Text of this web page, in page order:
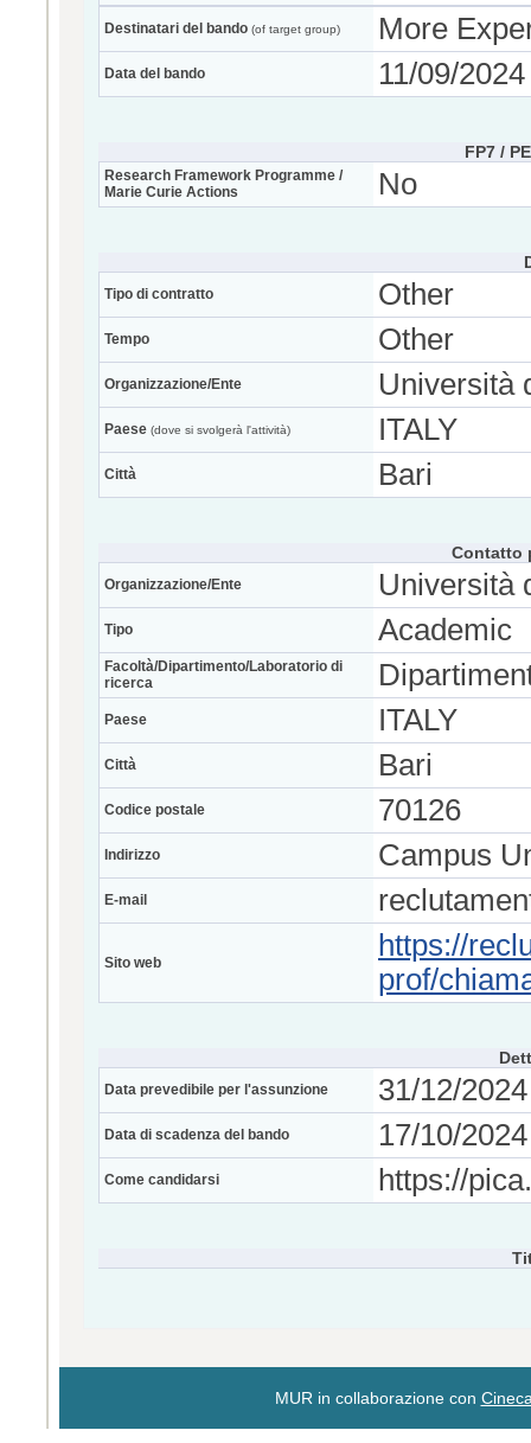
Destinatari del bando (of target group) More
Data del bando 11/09/2024
FP7 /
Research Framework Programme /
Marie Curie Actions
No
Tipo di contratto Other
Tempo Other
Organizzazione/Ente Università
Paese (dove si svolgerà l'attività) ITALY
Città Bari
Contatto
Organizzazione/Ente Università
Tipo Academic
Facoltà/Dipartimento/Laboratorio di
ricerca
Paese ITALY
Città Bari
Codice postale 70126
Indirizzo Campus
E-mail
Sito web
https://
prof/
Data prevedibile per l'assunzione 31/12/2024
Data di scadenza del bando 17/10/
Come candidarsi https://
MUR in collaborazione con